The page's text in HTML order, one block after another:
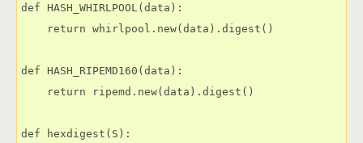
def HASH_WHIRLPOOL(data):
    return whirlpool.new(data).digest()
def HASH_RIPEMD160(data):
    return ripemd.new(data).digest()
def hexdigest(S):